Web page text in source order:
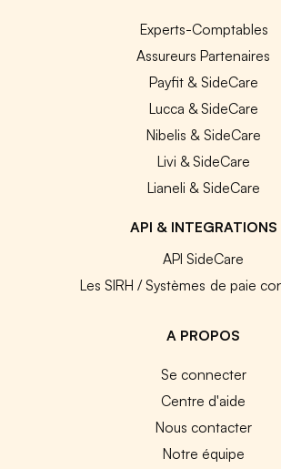
Experts-Comptables
Assureurs Partenaires
Payfit & SideCare
Lucca & SideCare
Nibelis & SideCare
Livi & SideCare
Lianeli & SideCare
API & INTEGRATIONS
API SideCare
Les SIRH / Systèmes de paie
A PROPOS
Se connecter
Centre d'aide
Nous contacter
Notre équipe